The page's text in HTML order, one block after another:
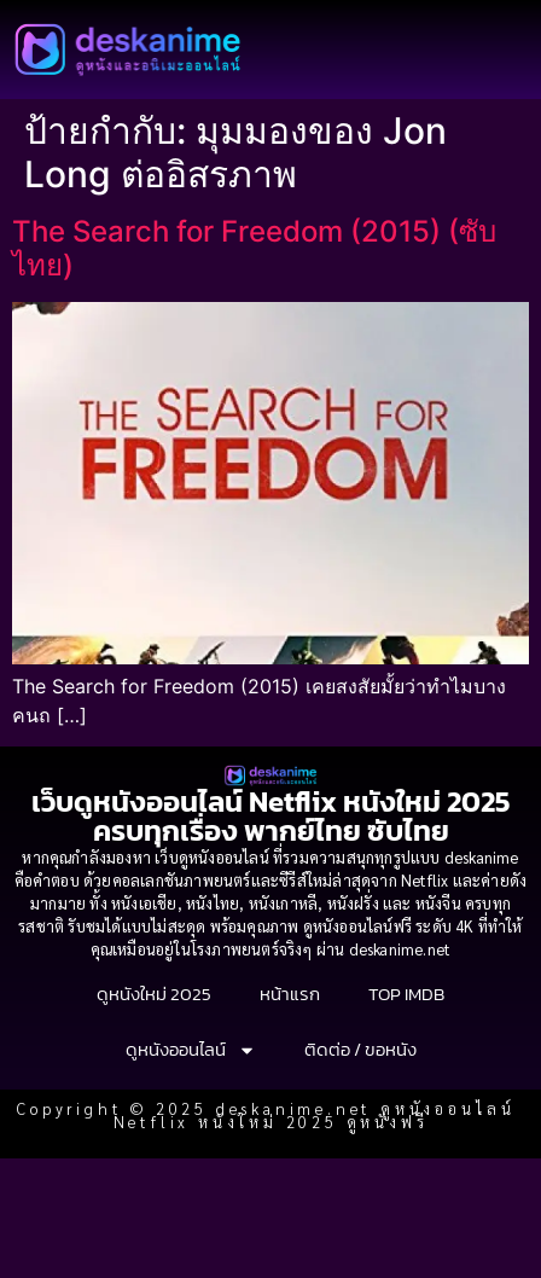
ป้ายกำกับ: มุมมองของ Jon
Long ต่ออิสรภาพ
The Search for Freedom (2015) (ซับ
ไทย)
The Search for Freedom (2015) เคยสงสัยมั้ยว่าทำไมบาง
คนถ […]
เว็บดูหนังออนไลน์ Netflix หนังใหม่ 2025
ครบทุกเรื่อง พากย์ไทย ซับไทย
หากคุณกำลังมองหา เว็บดูหนังออนไลน์ ที่รวมความสนุกทุกรูปแบบ deskanime
คือคำตอบ ด้วยคอลเลกชันภาพยนตร์และซีรีส์ใหม่ล่าสุดจาก Netflix และค่ายดัง
มากมาย ทั้ง หนังเอเชีย, หนังไทย, หนังเกาหลี, หนังฝรั่ง และ หนังจีน ครบทุก
รสชาติ รับชมได้แบบไม่สะดุด พร้อมคุณภาพ ดูหนังออนไลน์ฟรี ระดับ 4K ที่ทำให้
คุณเหมือนอยู่ในโรงภาพยนตร์จริงๆ ผ่าน deskanime.net
ดูหนังใหม่ 2025 หน้าแรก
TOP IMDB
ดูหนังออนไลน์
ติดต่อ / ขอหนัง
Copyright © 2025 deskanime.net ดูหนังออนไลน์
Netflix หนังใหม่ 2025 ดูหนังฟรี